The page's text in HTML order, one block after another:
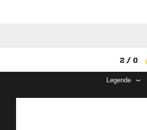
2 / 0
Legende